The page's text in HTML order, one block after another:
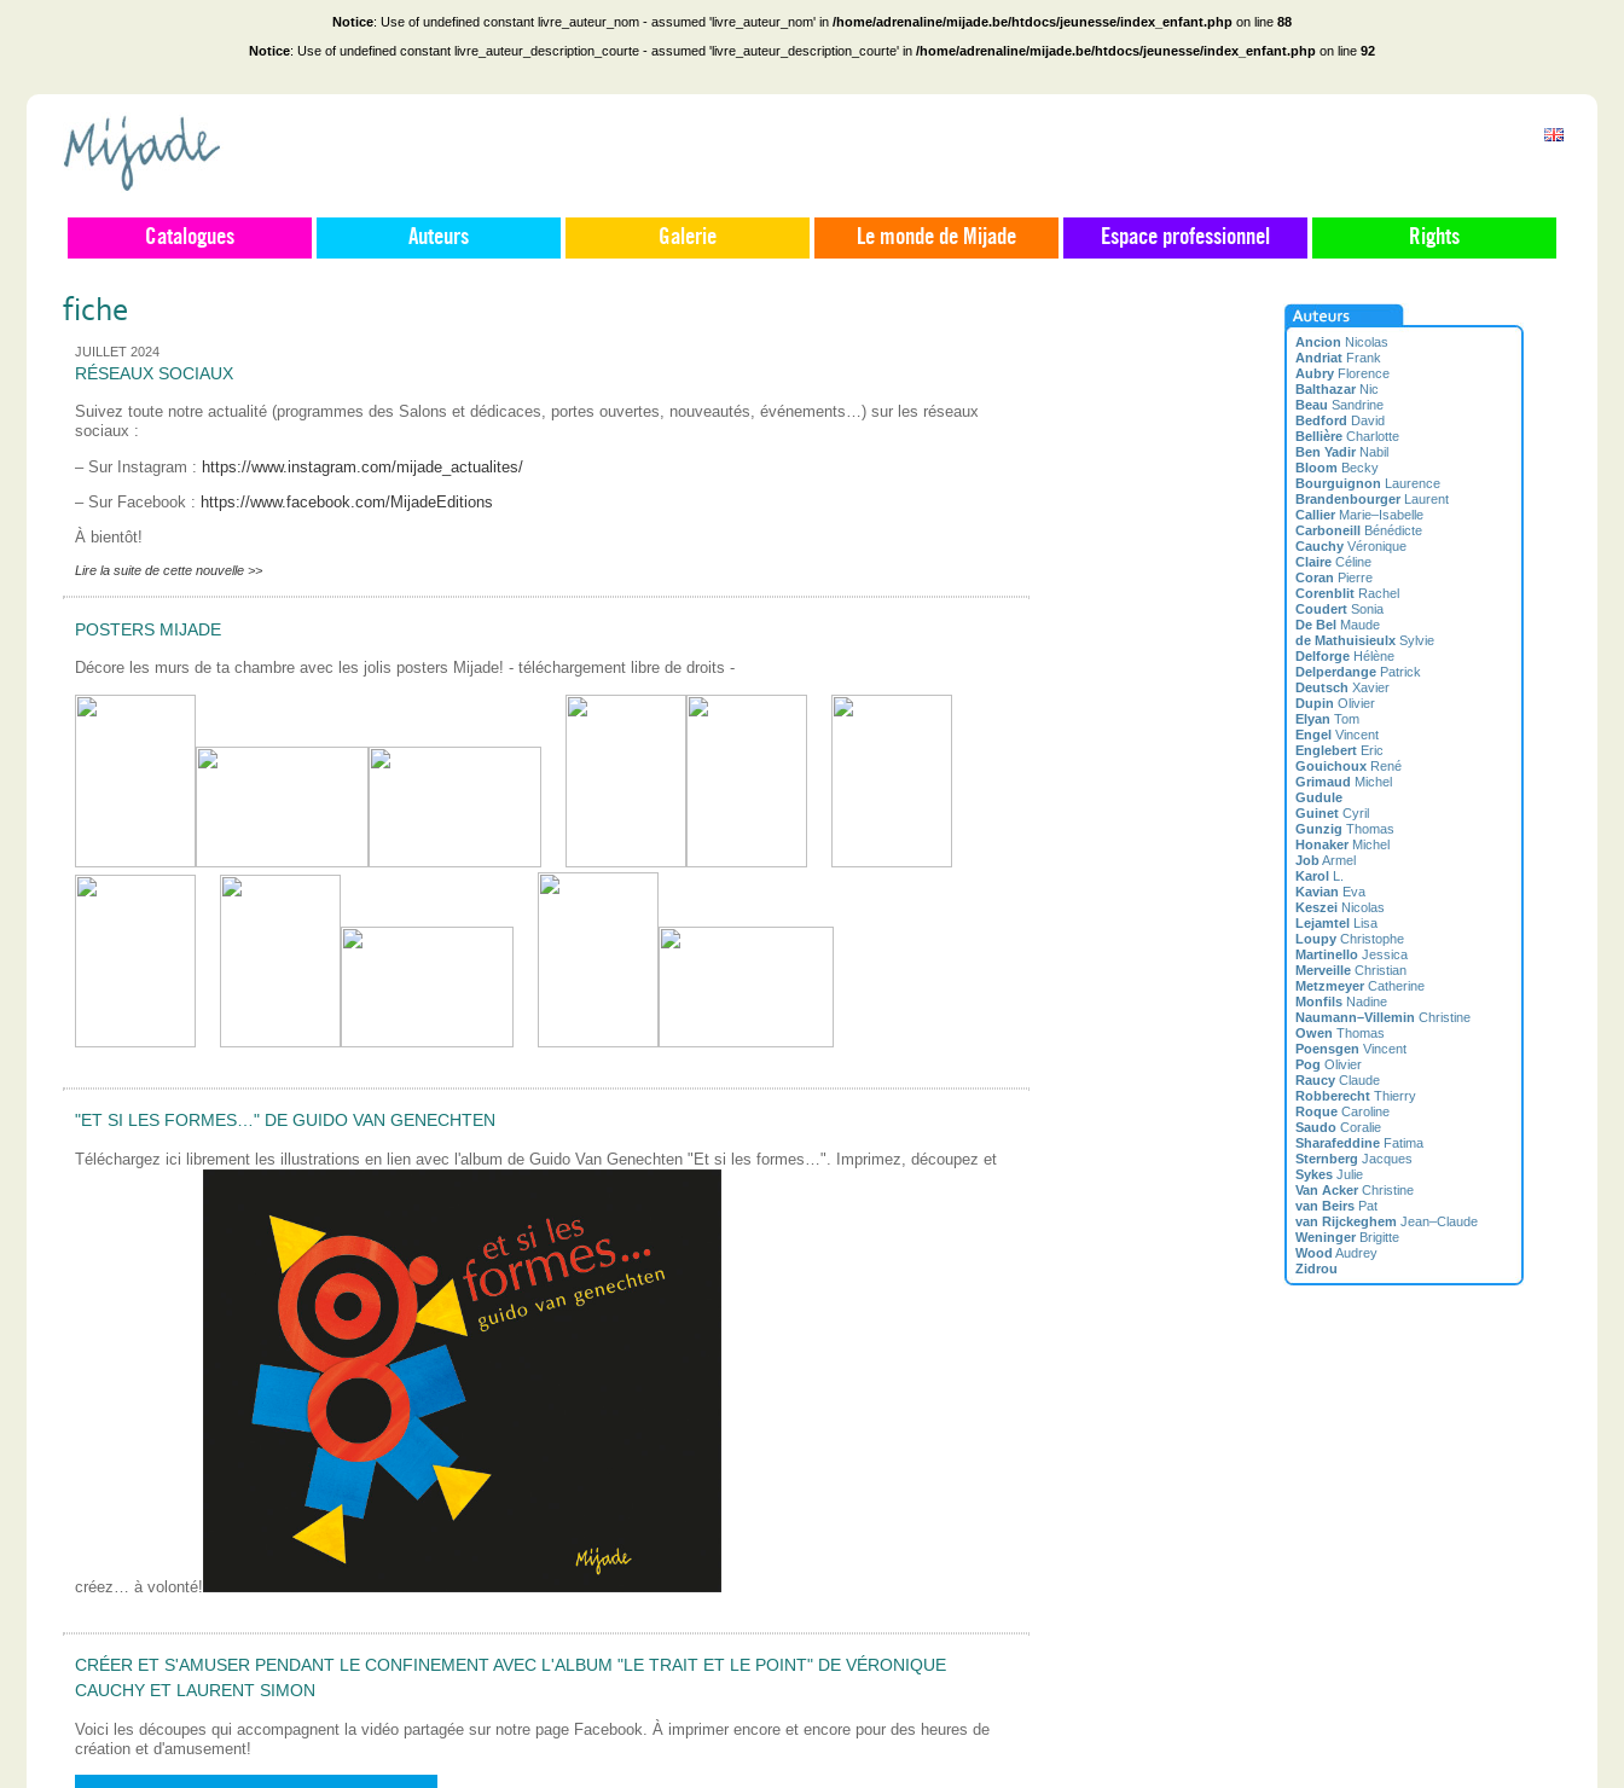
Notice: Use of undefined constant livre_auteur_nom - assumed 'livre_auteur_nom' in /home/adrenaline/mijade.be/htdocs/jeunesse/index_enfant.php on line 88
Notice: Use of undefined constant livre_auteur_description_courte - assumed 'livre_auteur_description_courte' in /home/adrenaline/mijade.be/htdocs/jeunesse/index_enfant.php on line 92
Catalogues Auteurs Galerie Le monde de Mijade Espace professionnel Rights
fiche
JUILLET 2024
RÉSEAUX SOCIAUX
Suivez toute notre actualité (programmes des Salons et dédicaces, portes ouvertes, nouveautés, événements…) sur les réseaux
sociaux :
– Sur Instagram : https://www.instagram.com/mijade_actualites/
– Sur Facebook : https://www.facebook.com/MijadeEditions
À bientôt!
Lire la suite de cette nouvelle >>
POSTERS MIJADE
Décore les murs de ta chambre avec les jolis posters Mijade! - téléchargement libre de droits -
"ET SI LES FORMES…" DE GUIDO VAN GENECHTEN
Téléchargez ici librement les illustrations en lien avec l'album de Guido Van Genechten "Et si les formes…". Imprimez, découpez et
créez… à volonté!
CRÉER ET S'AMUSER PENDANT LE CONFINEMENT AVEC L'ALBUM "LE TRAIT ET LE POINT" DE VÉRONIQUE
CAUCHY ET LAURENT SIMON
Voici les découpes qui accompagnent la vidéo partagée sur notre page Facebook. À imprimer encore et encore pour des heures de
création et d'amusement!
Ancion Nicolas
Andriat Frank
Aubry Florence
Balthazar Nic
Beau Sandrine
Bedford David
Bellière Charlotte
Ben Yadir Nabil
Bloom Becky
Bourguignon Laurence
Brandenbourger Laurent
Callier Marie–Isabelle
Carboneill Bénédicte
Cauchy Véronique
Claire Céline
Coran Pierre
Corenblit Rachel
Coudert Sonia
De Bel Maude
de Mathuisieulx Sylvie
Delforge Hélène
Delperdange Patrick
Deutsch Xavier
Dupin Olivier
Elyan Tom
Engel Vincent
Englebert Eric
Gouichoux René
Grimaud Michel
Gudule
Guinet Cyril
Gunzig Thomas
Honaker Michel
JobArmel
Karol L.
Kavian Eva
Keszei Nicolas
Lejamtel Lisa
Loupy Christophe
Martinello Jessica
Merveille Christian
Metzmeyer Catherine
Monfils Nadine
Naumann–Villemin Christine
Owen Thomas
Poensgen Vincent
Pog Olivier
Raucy Claude
Robberecht Thierry
Roque Caroline
Saudo Coralie
Sharafeddine Fatima
Sternberg Jacques
Sykes Julie
Van Acker Christine
van Beirs Pat
van Rijckeghem Jean–Claude
Weninger Brigitte
Wood Audrey
Zidrou